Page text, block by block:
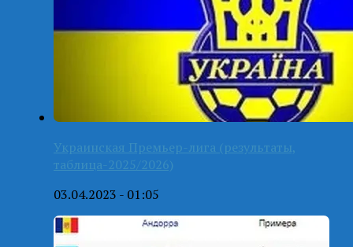
Украинская Премьер-лига (результаты,
таблица-2025/2026)
03.04.2023 - 01:05